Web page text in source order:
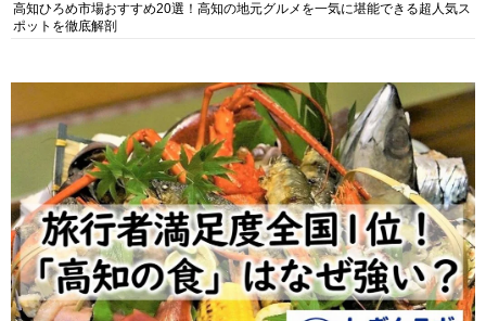
高知ひろめ市場おすすめ20選！高知の地元グルメを一気に堪能できる超人気ス
ポットを徹底解剖